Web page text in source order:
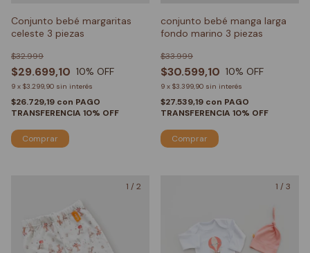
Conjunto bebé margaritas
celeste 3 piezas
$29.699,10
$32.999
10% OFF
9 x $3.299,90 sin interés
$26.729,19 con PAGO
TRANSFERENCIA 10% OFF
Comprar
conjunto bebé manga larga
fondo marino 3 piezas
$30.599,10
$33.999
10% OFF
9 x $3.399,90 sin interés
$27.539,19 con PAGO
TRANSFERENCIA 10% OFF
Comprar
1 / 2 1 / 3